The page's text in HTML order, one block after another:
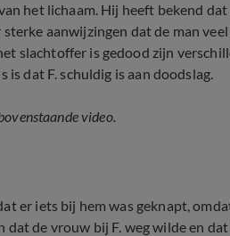
het lichaam. Hij heeft bekend
aanwijzingen dat de man
slachtoffer is gedood zijn
is dat F. schuldig is aan doodslag.
video.
er iets bij hem was geknapt,
dat de vrouw bij F. weg wilde en